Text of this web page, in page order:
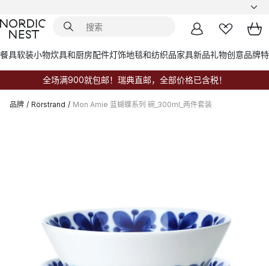
餐具软装小物炊具和厨房配件灯饰地毯和纺织品家具新品礼物创意品牌
全场满900就包邮！瑞典直邮，全部价格已含税！
品牌 / Rörstrand / Mon Amie 蓝蝴蝶系列 碗_300ml_两件套装